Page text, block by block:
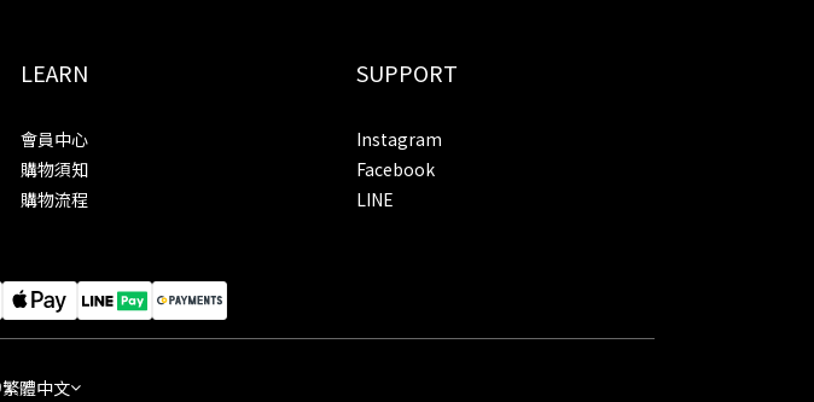
LEARN
會員中心
購物須知
購物流程
SUPPORT
Instagram
Facebook
LINE
繁體中文